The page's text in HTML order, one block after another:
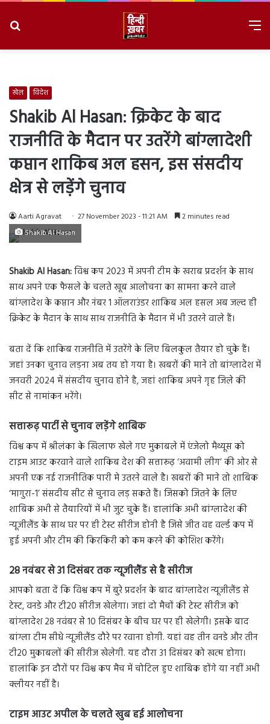
खेल विदेश
Shakib Al Hasan: क्रिकेट के बाद
राजनीति के मैदान पर उतरेंगे बांग्लादेशी
कप्तान शाकिब अल हसन, इस संसदीय
क्षेत्र से लड़ेंगे चुनाव
Aarti Agravat 27 November 2023 - 11:21 AM 2 minutes read
Shakib Al Hasan
Shakib Al Hasan:विश्व कप 2023 में अपनी टीम के खराब प्रदर्शन के साथ
साथ अपने एक फैसले के चलते खूब आलोचना का सामना करने वाले
बांग्लादेश के कप्तान और नंबर 1 ऑलराउंडर शाकिब अल हसल अब जल्द ही
क्रिकेट के मैदान के साथ साथ राजनीति के मैदान में भी उतरने वाले हैं।
बता दें कि शाकिब राजनीति में उतरेंगे के लिए बिलकुल तैयार हो चुके हैं।
जहां उनका चुनाव लड़ना अब तय हो गया है। खबरों की माने तो बांग्लादेश में
जनवरी 2024 में संसदीय चुनाव होने है, जहां शाकिब अपने गृह जिले की
सीट से नामांकन भरेंगे।
सत्तारूढ़ पार्टी से चुनाव लड़ेंगे शाबिक
विश्व कप में श्रीलंका के खिलाफ खेले गए मुकाबले में एंजेलो मैथ्यूस को
टाइम आउट करवाने वाले शाकिब देश की सत्तारूढ़ ‘अवामी लीग’ की ओर से
अपनी एक नई राजनीतिक पारी मे उतरने वाले है। खबरों की माने तो शाबिक
‘मागुरा-1’ संसदीय सीट से चुनाव लड़ सकते हैं। जिसको जितने के लिए
शाबिक अभी से तैयारियों में भी जुट चुके हैं। हालांकि अभी बांग्लादेश की
न्यूजीलैंड के साथ घर पर ही टेस्ट सीरीज होनी है जिसे जीत वह वर्ल्ड कप में
हुई अपनी और टीम की किरकिरी को कम करने की कोशिश करेंगे।
28 नवंबर से 31 दिसंबर तक न्यूजीलैंड से है सीरीज
आपको बता दें कि विश्व कप में बुरे प्रदर्शन के बाद बांग्लादेश न्यूजीलैंड से
टेस्ट, वनडे और टी20 सीरीज खेलेगा। जहां दो मैचों की टेस्ट सीरीज को
बांग्लादेश 28 नवंबर से 10 दिसंबर के बीच घर पर ही खेलेगी। इसके बाद
बांग्ला टीम सीधे न्यूजीलैंड दौरे पर रवाना होगी. यहां वह तीन वनडे और तीन
टी20 मुकाबलों की सीरीज खेलेगी. यह दौरा 31 दिसंबर को खत्म होगा।
हालांकि इन दौरों पर विश्व कप मैच में चोटिल हुए शाबिक होंगे या नहीं अभी
क्लीयर नहीं है।
टाइम आउट अपील के चलते खुब हई आलोचना